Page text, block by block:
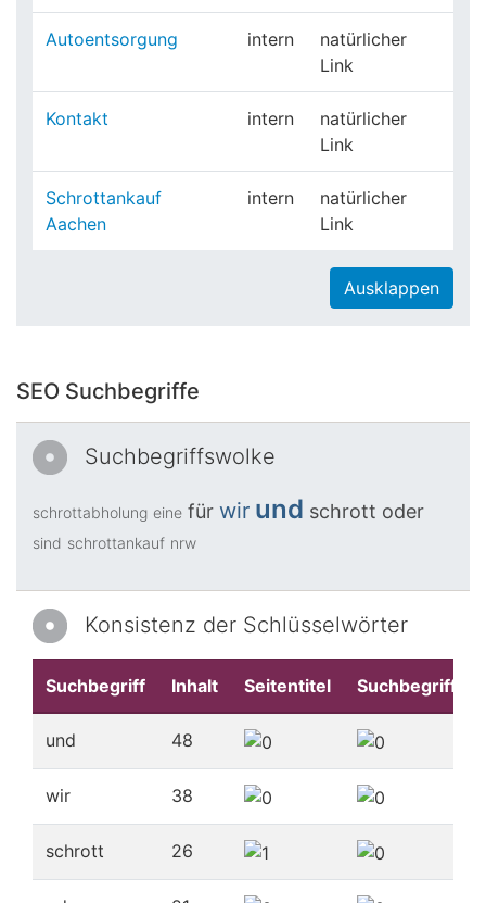
Autoentsorgung intern
natürlicher
Link
Kontakt intern
natürlicher
Link
Schrottankauf
Aachen
intern
natürlicher
Link
Ausklappen
SEO Suchbegriffe
Suchbegriffswolke
schrottabholung eine für wir und schrott oder
sind schrottankauf nrw
Konsistenz der Schlüsselwörter
Suchbegriff Inhalt Seitentitel Suchbegriffe
und 48
wir 38
schrott 26